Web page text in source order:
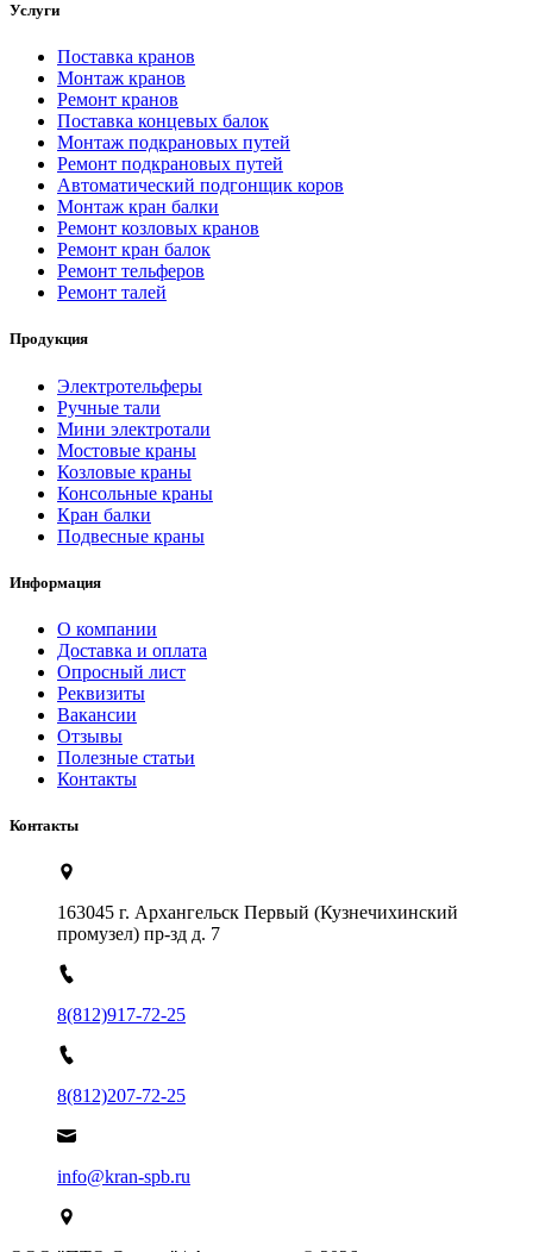
Услуги
Поставка кранов
Монтаж кранов
Ремонт кранов
Поставка концевых балок
Монтаж подкрановых путей
Ремонт подкрановых путей
Автоматический подгонщик коров
Монтаж кран балки
Ремонт козловых кранов
Ремонт кран балок
Ремонт тельферов
Ремонт талей
Продукция
Электротельферы
Ручные тали
Мини электротали
Мостовые краны
Козловые краны
Консольные краны
Кран балки
Подвесные краны
Информация
О компании
Доставка и оплата
Опросный лист
Реквизиты
Вакансии
Отзывы
Полезные статьи
Контакты
Контакты
163045 г. Архангельск Первый (Кузнечихинский
промузел) пр-зд д. 7
8(812)917-72-25
8(812)207-72-25
info@kran-spb.ru